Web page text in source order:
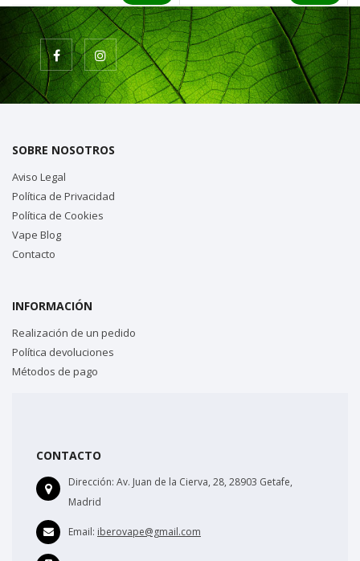
SOBRE NOSOTROS
Aviso Legal
Política de Privacidad
Política de Cookies
Vape Blog
Contacto
INFORMACIÓN
Realización de un pedido
Política devoluciones
Métodos de pago
CONTACTO
Dirección: Av. Juan de la Cierva, 28, 28903 Getafe,
Madrid
Email: iberovape@gmail.com